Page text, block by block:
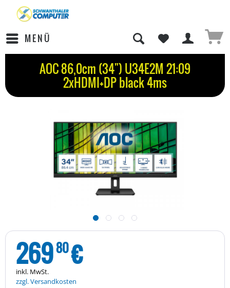
MENÜ
AOC 86,0cm (34") U34E2M 21:09
2xHDMI+DP black 4ms
26980€
inkl. MwSt.
zzgl. Versandkosten